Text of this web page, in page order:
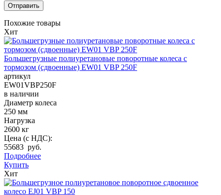
Похожие товары
Хит
Большегрузные полиуретановые поворотные колеса с
тормозом (сдвоенные) EW01 VBP 250F
артикул
EW01VBP250F
в наличии
Диаметр колеса
250 мм
Нагрузка
2600 кг
Цена (с НДС):
55683 руб.
Подробнее
Купить
Хит